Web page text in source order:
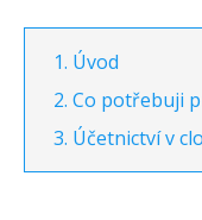
Úvod
Co potřebuji
Účetnictví v